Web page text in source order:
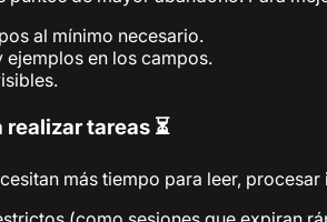
al mínimo necesario.
ejemplos en los campos.
tareas ⏳
más tiempo para leer,